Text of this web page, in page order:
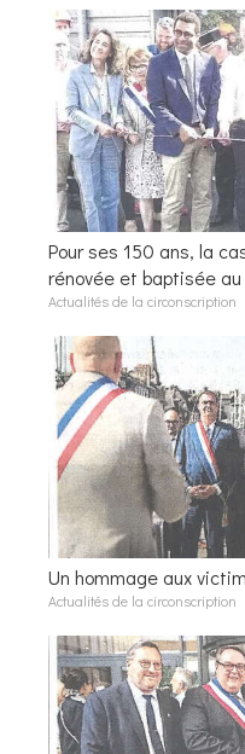
Pour ses 150 ans, la
rénovée et baptisée
Actualités de la circonscription
Un hommage aux
Actualités de la circonscription